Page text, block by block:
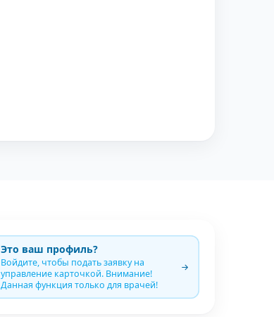
Это ваш профиль?
Войдите, чтобы подать заявку на
управление карточкой. Внимание!
Данная функция только для врачей!